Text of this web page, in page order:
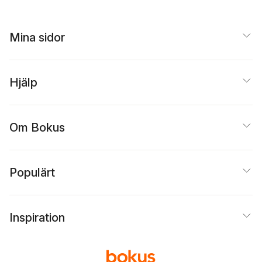
Mina sidor
Hjälp
Om Bokus
Populärt
Inspiration